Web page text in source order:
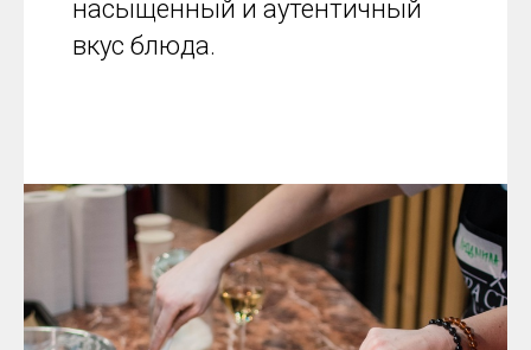
насыщенный и аутентичный
вкус блюда.